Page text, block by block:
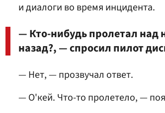
и диалоги во время инцидента.
— Кто-нибудь пролетал над
назад?, — спросил пилот
— Нет, — прозвучал ответ.
— О'кей. Что-то пролетело, —